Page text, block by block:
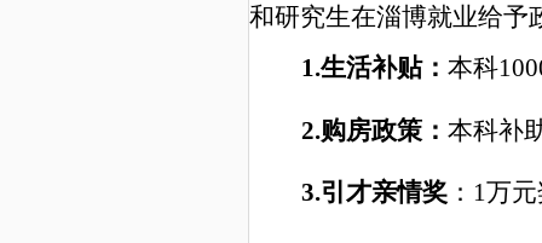
和研究生在淄博就业给予
1.生活补贴： 本科
2.购房政策： 本科补
3.引才亲情奖 ：1万